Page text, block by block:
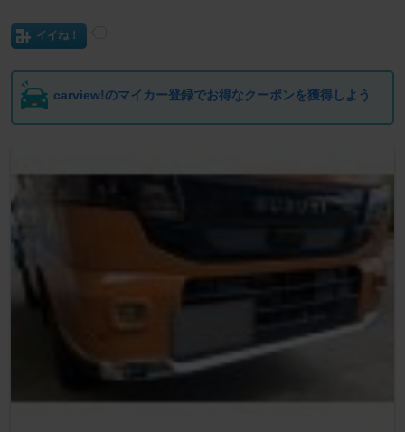
イイね！
carview!のマイカー登録でお得なクーポンを獲得しよう